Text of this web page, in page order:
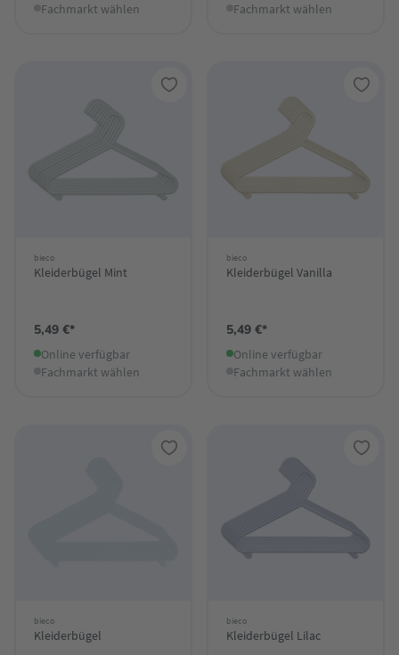
Fachmarkt wählen
Fachmarkt wählen
bieco
Kleiderbügel Mint
5,49 €*
Online verfügbar
Fachmarkt wählen
bieco
Kleiderbügel Vanilla
5,49 €*
Online verfügbar
Fachmarkt wählen
bieco
Kleiderbügel
bieco
Kleiderbügel Lilac